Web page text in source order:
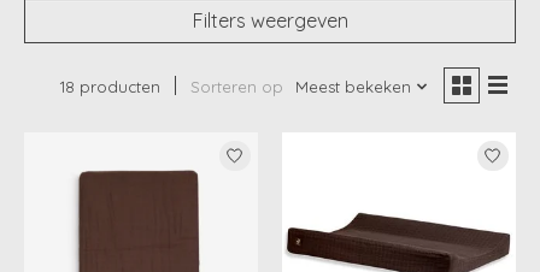
Filters weergeven
18 producten Sorteren op Meest bekeken